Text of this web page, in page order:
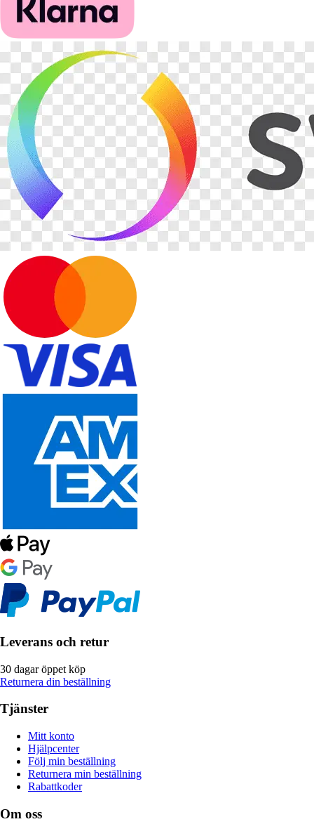
Leverans och retur
30 dagar öppet köp
Returnera din beställning
Tjänster
Mitt konto
Hjälpcenter
Följ min beställning
Returnera min beställning
Rabattkoder
Om oss